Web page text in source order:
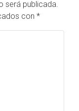
será publicada.
con *